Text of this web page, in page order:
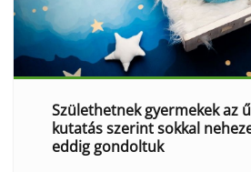
Születhetnek gyermekek az
kutatás szerint sokkal
eddig gondoltuk